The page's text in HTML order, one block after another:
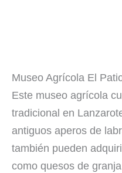
Museo Agrícola El
Este museo agrícola
tradicional en
antiguos aperos de
también pueden
como quesos de